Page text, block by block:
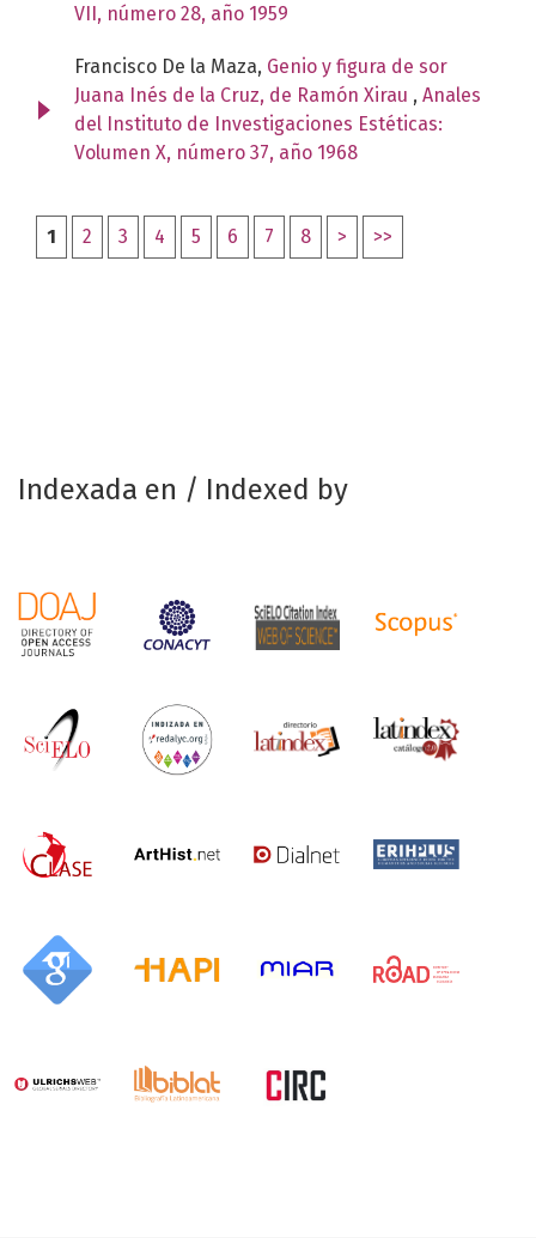
VII, número 28, año 1959
Francisco De la Maza, Genio y figura de sor
Juana Inés de la Cruz, de Ramón Xirau , Anales
del Instituto de Investigaciones Estéticas:
Volumen X, número 37, año 1968
1 2 3 4 5 6 7 8 > >>
Indexada en / Indexed by